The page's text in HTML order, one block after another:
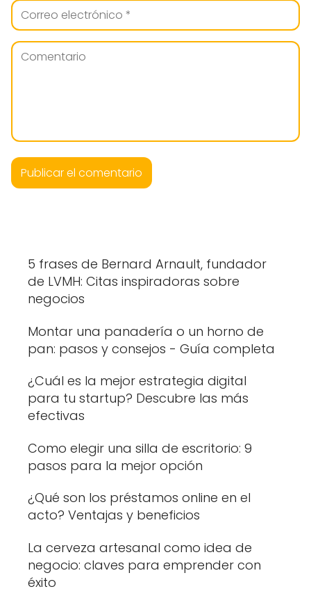
5 frases de Bernard Arnault, fundador
de LVMH: Citas inspiradoras sobre
negocios
Montar una panadería o un horno de
pan: pasos y consejos - Guía completa
¿Cuál es la mejor estrategia digital
para tu startup? Descubre las más
efectivas
Como elegir una silla de escritorio: 9
pasos para la mejor opción
¿Qué son los préstamos online en el
acto? Ventajas y beneficios
La cerveza artesanal como idea de
negocio: claves para emprender con
éxito